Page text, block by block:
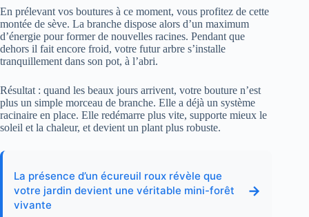
En prélevant vos boutures à ce moment, vous profitez de cette
montée de sève. La branche dispose alors d’un maximum
d’énergie pour former de nouvelles racines. Pendant que
dehors il fait encore froid, votre futur arbre s’installe
tranquillement dans son pot, à l’abri.
Résultat : quand les beaux jours arrivent, votre bouture n’est
plus un simple morceau de branche. Elle a déjà un système
racinaire en place. Elle redémarre plus vite, supporte mieux le
soleil et la chaleur, et devient un plant plus robuste.
La présence d’un écureuil roux révèle que
votre jardin devient une véritable mini-forêt
vivante
→